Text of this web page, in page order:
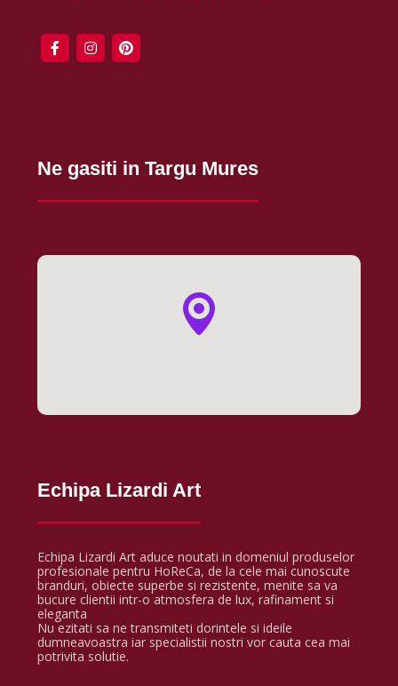
Ne gasiti in Targu Mures
Echipa Lizardi Art
Echipa Lizardi Art aduce noutati in domeniul produselor
profesionale pentru HoReCa, de la cele mai cunoscute
branduri, obiecte superbe si rezistente, menite sa va
bucure clientii intr-o atmosfera de lux, rafinament si
eleganta
Nu ezitati sa ne transmiteti dorintele si ideile
dumneavoastra iar specialistii nostri vor cauta cea mai
potrivita solutie.